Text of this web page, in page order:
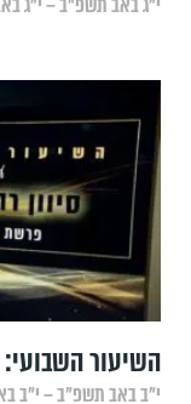
השיעור
י״ב באב תשפ״ב – י״ב באב